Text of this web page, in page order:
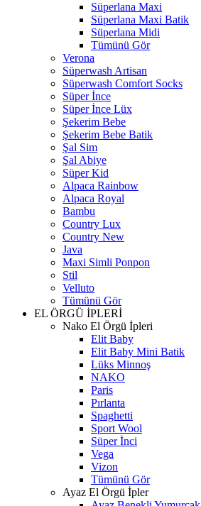
Süperlana Maxi
Süperlana Maxi Batik
Süperlana Midi
Tümünü Gör
Verona
Süperwash Artisan
Süperwash Comfort Socks
Süper İnce
Süper İnce Lüx
Şekerim Bebe
Şekerim Bebe Batik
Şal Sim
Şal Abiye
Süper Kid
Alpaca Rainbow
Alpaca Royal
Bambu
Country Lux
Country New
Java
Maxi Simli Ponpon
Stil
Velluto
Tümünü Gör
EL ÖRGÜ İPLERİ
Nako El Örgü İpleri
Elit Baby
Elit Baby Mini Batik
Lüks Minnoş
NAKO
Paris
Pırlanta
Spaghetti
Sport Wool
Süper İnci
Vega
Vizon
Tümünü Gör
Ayaz El Örgü İpler